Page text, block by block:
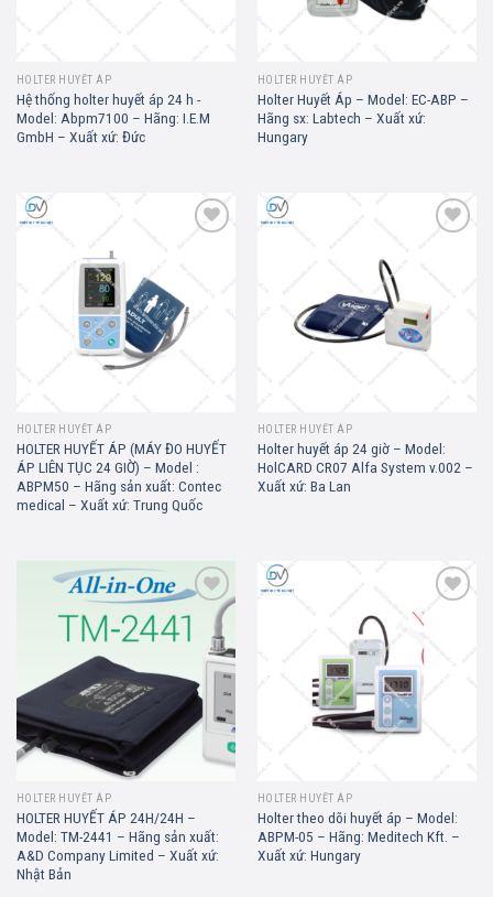
HOLTER HUYẾT ÁP
Hệ thống holter huyết áp 24 h -
Model: Abpm7100 – Hãng: I.E.M
GmbH – Xuất xứ: Đức
HOLTER HUYẾT ÁP
Holter Huyết Áp – Model: EC-ABP –
Hãng sx: Labtech – Xuất xứ:
Hungary
HOLTER HUYẾT ÁP
HOLTER HUYẾT ÁP (MÁY ĐO HUYẾT
ÁP LIÊN TỤC 24 GIỜ) – Model :
ABPM50 – Hãng sản xuất: Contec
medical – Xuất xứ: Trung Quốc
HOLTER HUYẾT ÁP
Holter huyết áp 24 giờ – Model:
HolCARD CR07 Alfa System v.002 –
Xuất xứ: Ba Lan
Add to
wishlist
HOLTER HUYẾT ÁP
HOLTER HUYẾT ÁP 24H/24H –
Model: TM-2441 – Hãng sản xuất:
A&D Company Limited – Xuất xứ:
Nhật Bản
HOLTER HUYẾT ÁP
Holter theo dõi huyết áp – Model:
ABPM-05 – Hãng: Meditech Kft. –
Xuất xứ: Hungary